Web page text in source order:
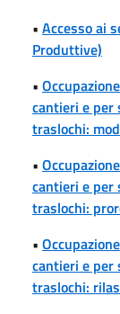
• Accesso ai
Produttive)
•
cantieri e per
traslochi:
•
cantieri e per
traslochi:
•
cantieri e per
traslochi: